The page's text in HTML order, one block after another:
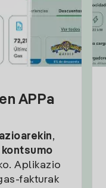
APPa
,
Aplikazio
fakturak